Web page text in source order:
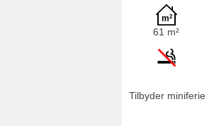
61 m²
Tilbyder miniferie